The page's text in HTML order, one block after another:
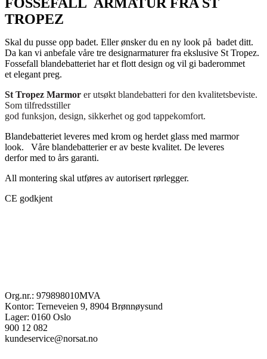
TROPEZ
Skal du pusse opp badet. Eller ønsker du en ny look på badet ditt.
Da kan vi anbefale våre tre designarmaturer fra ekslusive St Tropez.
Fossefall blandebatteriet har et flott design og vil gi baderommet
et elegant preg.
St Tropez Marmor er utsøkt blandebatteri for den kvalitetsbeviste.
Som tilfredsstiller
god funksjon, design, sikkerhet og god tappekomfort.
Blandebatteriet leveres med krom og herdet glass med marmor
look. Våre blandebatterier er av beste kvalitet. De leveres
derfor med to års garanti.
All montering skal utføres av autorisert rørlegger.
CE godkjent
Org.nr.: 979898010MVA
Kontor: Terneveien 9, 8904 Brønnøysund
Lager: 0160 Oslo
900 12 082
kundeservice@norsat.no